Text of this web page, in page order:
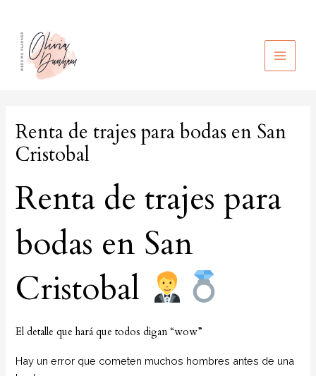
contenido
MAIN
Renta de trajes para bodas en San
Cristobal
Renta de trajes para
bodas en San
Cristobal
El detalle que hará que todos digan “wow”
Hay un error que cometen muchos hombres antes de una